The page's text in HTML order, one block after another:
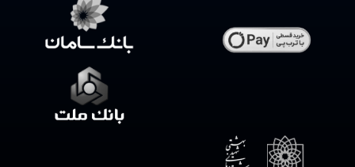
توانایی بیدار ماندن
تمرکز ذهنی تیزتر